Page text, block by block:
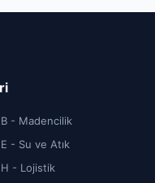
B - Madencilik
E - Su ve Atık
H - Lojistik